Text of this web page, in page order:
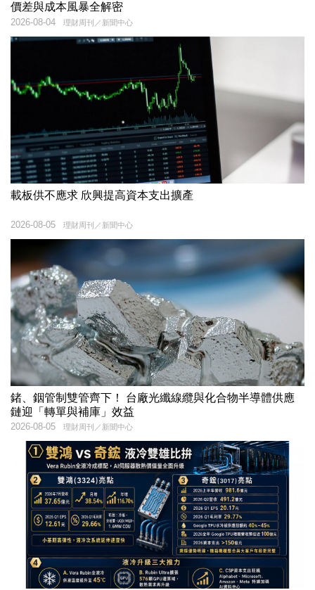
價差與成本風暴全解密
理財周刊／新聞中心
2026-08-04
載板供不應求 欣興提高資本支出擴產
理財周刊／新聞中心
2026-08-05
鍺、銦管制雙管齊下！ 台廠光纖線纜與化合物半導體供應
鏈迎「轉單與補庫」效益
理財周刊／新聞中心
2026-08-05